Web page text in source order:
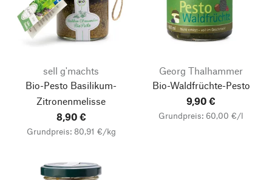
sell g'machts
Bio-Pesto Basilikum-
Zitronenmelisse
8,90 €
Grundpreis: 80,91 €/kg
Georg Thalhammer
Bio-Waldfrüchte-Pesto
9,90 €
Grundpreis: 60,00 €/l